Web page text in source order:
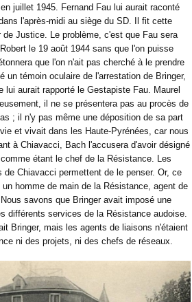
juillet 1945. Fernand Fau lui aurait raconté
l'après-midi au siège du SD. Il fit cette
Justice. Le problème, c'est que Fau sera
le 19 août 1944 sans que l'on puisse
que l'on n'ait pas cherché à le prendre
un témoin oculaire de l'arrestation de Bringer,
lui aurait rapporté le Gestapiste Fau. Maurel
il ne se présentera pas au procès de
; il n'y pas même une déposition de sa part
et vivait dans les Haute-Pyrénées, car nous
à Chiavacci, Bach l'accusera d'avoir désigné
étant le chef de la Résistance. Les
de Chiavacci permettent de le penser. Or, ce
homme de main de la Résistance, agent de
savons que Bringer avait imposé une
différents services de la Résistance audoise.
Bringer, mais les agents de liaisons n'étaient
ni des projets, ni des chefs de réseaux.